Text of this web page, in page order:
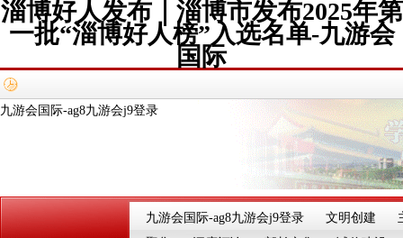
淄博好人发布｜淄博市发布2025年第
一批“淄博好人榜”入选名单-九游会
国际
九游会国际-ag8九游会j9登录
九游会国际-ag8九游会j9登录 文明创建